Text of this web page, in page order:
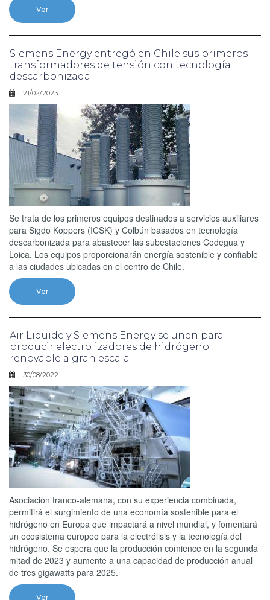
Ver
Siemens Energy entregó en Chile sus primeros
transformadores de tensión con tecnología
descarbonizada
21/02/2023
Se trata de los primeros equipos destinados a servicios auxiliares
para Sigdo Koppers (ICSK) y Colbún basados en tecnología
descarbonizada para abastecer las subestaciones Codegua y
Loica. Los equipos proporcionarán energía sostenible y confiable
a las ciudades ubicadas en el centro de Chile.
Ver
Air Liquide y Siemens Energy se unen para
producir electrolizadores de hidrógeno
renovable a gran escala
30/08/2022
Asociación franco-alemana, con su experiencia combinada,
permitirá el surgimiento de una economía sostenible para el
hidrógeno en Europa que impactará a nivel mundial, y fomentará
un ecosistema europeo para la electrólisis y la tecnología del
hidrógeno. Se espera que la producción comience en la segunda
mitad de 2023 y aumente a una capacidad de producción anual
de tres gigawatts para 2025.
Ver